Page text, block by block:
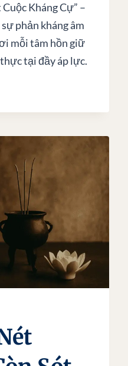
Kháng Cự” –
phản kháng âm
mỗi tâm hồn giữ
tại đầy áp lực.